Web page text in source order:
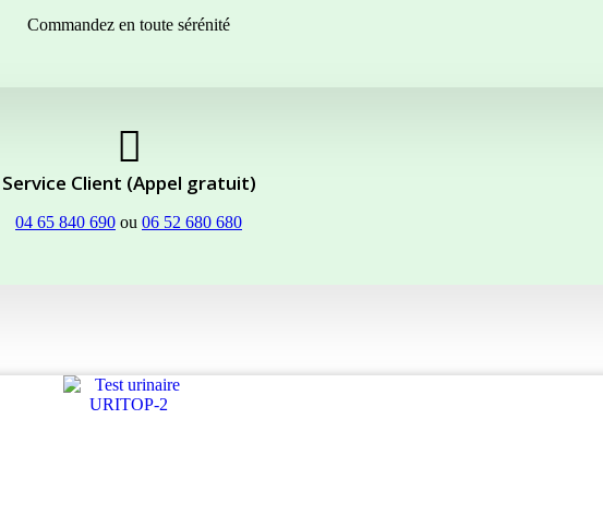
Commandez en toute sérénité
Service Client (Appel gratuit)
04 65 840 690 ou 06 52 680 680